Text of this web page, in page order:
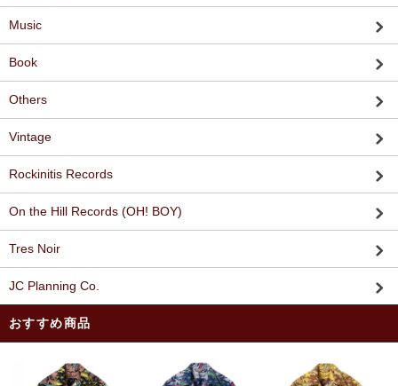
Music
Book
Others
Vintage
Rockinitis Records
On the Hill Records (OH! BOY)
Tres Noir
JC Planning Co.
おすすめ商品